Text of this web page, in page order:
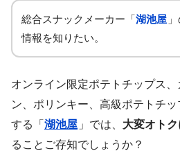
総合スナックメーカー「湖池屋
情報を知りたい。
オンライン限定ポテトチップス
ン、ポリンキー、高級ポテトチ
する「 湖池屋 」では、 大変オト
ることご存知でしょうか？